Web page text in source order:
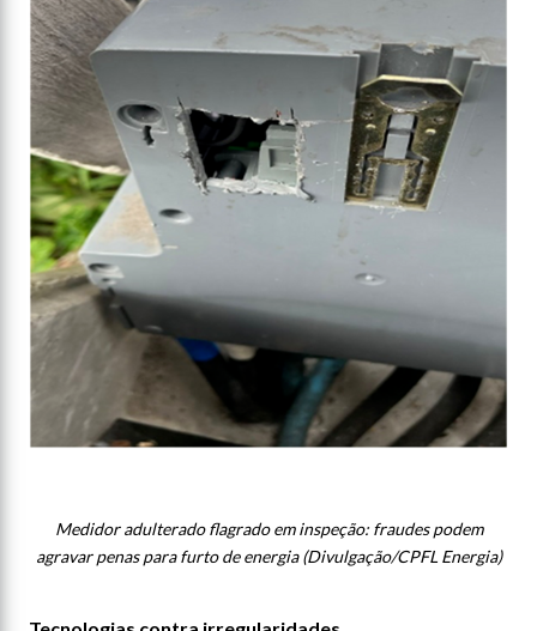
Medidor adulterado flagrado em inspeção: fraudes podem
agravar penas para furto de energia (Divulgação/CPFL Energia)